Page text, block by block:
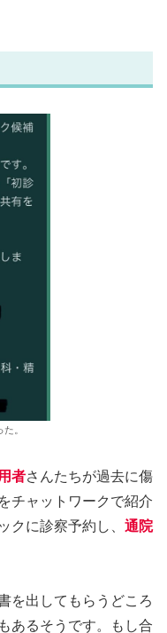
。
者さんたちが過去に傷
チャットワークで紹介
クに診察予約し、 通院
を出してもらうどころ
あるそうです。もし合